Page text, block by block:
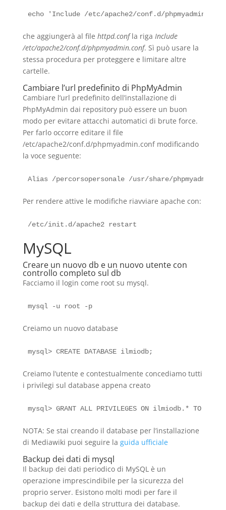
che aggiungerà al file httpd.confla riga Include
/etc/apache2/conf.d/phpmyadmin.conf. Sì può usare la
stessa procedura per proteggere e limitare altre
cartelle.
Cambiare l’url predefinito di PhpMyAdmin
Cambiare l’url predefinito dell’installazione di
PhpMyAdmin dai repository può essere un buon
modo per evitare attacchi automatici di brute force.
Per farlo occorre editare il file
/etc/apache2/conf.d/phpmyadmin.conf modificando
la voce seguente:
Per rendere attive le modifiche riavviare apache con:
MySQL
Creare un nuovo db e un nuovo utente con
controllo completo sul db
Facciamo il login come root su mysql.
mysql -u root -p
Creiamo un nuovo database
Creiamo l’utente e contestualmente concediamo tutti
i privilegi sul database appena creato
NOTA: Se stai creando il database per l’installazione
di Mediawiki puoi seguire la guida ufficiale
Backup dei dati di mysql
Il backup dei dati periodico di MySQL è un
operazione imprescindibile per la sicurezza del
proprio server. Esistono molti modi per fare il
backup dei dati e della struttura dei database.